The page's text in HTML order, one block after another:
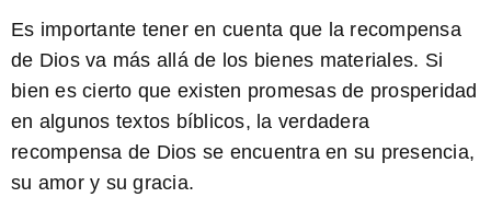
Es importante tener en cuenta que la recompensa
de Dios va más allá de los bienes materiales. Si
bien es cierto que existen promesas de prosperidad
en algunos textos bíblicos, la verdadera
recompensa de Dios se encuentra en su presencia,
su amor y su gracia.